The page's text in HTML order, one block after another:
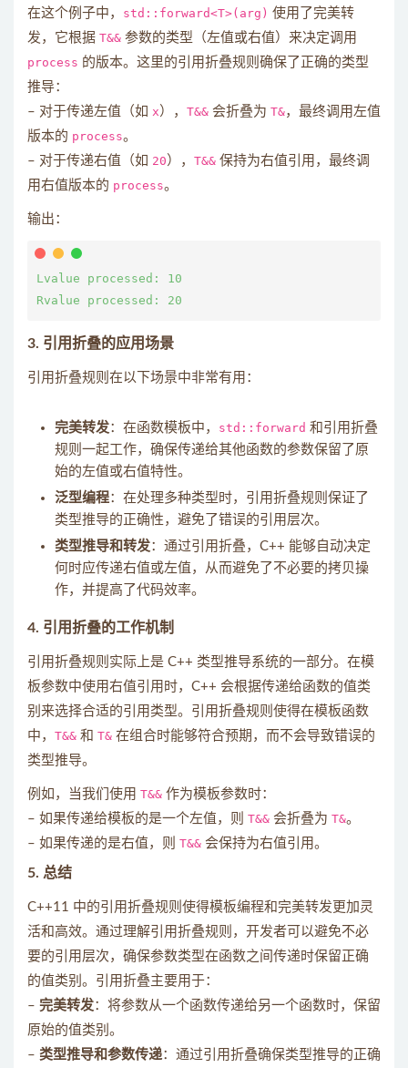
在这个例子中， std::forward<T>(arg) 使用了完美转
发，它根据 T&& 参数的类型（左值或右值）来决定调用
process 的版本。这里的引用折叠规则确保了正确的类型
推导：
– 对于传递左值（如 x）， T&& 会折叠为 T&，最终调用左值
版本的 process。
– 对于传递右值（如 20）， T&& 保持为右值引用，最终调
用右值版本的 process。
输出：
Lvalue processed: 10
3. 引用折叠的应用场景
引用折叠规则在以下场景中非常有用：
完美转发：在函数模板中， std::forward 和引用折叠
规则一起工作，确保传递给其他函数的参数保留了原
始的左值或右值特性。
泛型编程：在处理多种类型时，引用折叠规则保证了
类型推导的正确性，避免了错误的引用层次。
类型推导和转发：通过引用折叠，C++ 能够自动决定
何时应传递右值或左值，从而避免了不必要的拷贝操
作，并提高了代码效率。
4. 引用折叠的工作机制
引用折叠规则实际上是 C++ 类型推导系统的一部分。在模
板参数中使用右值引用时，C++ 会根据传递给函数的值类
别来选择合适的引用类型。引用折叠规则使得在模板函数
中， T&& 和 T& 在组合时能够符合预期，而不会导致错误的
类型推导。
例如，当我们使用 T&& 作为模板参数时：
– 如果传递给模板的是一个左值，则 T&& 会折叠为 T&。
– 如果传递的是右值，则 T&& 会保持为右值引用。
5. 总结
C++11 中的引用折叠规则使得模板编程和完美转发更加灵
活和高效。通过理解引用折叠规则，开发者可以避免不必
要的引用层次，确保参数类型在函数之间传递时保留正确
的值类别。引用折叠主要用于：
– 完美转发：将参数从一个函数传递给另一个函数时，保留
原始的值类别。
– 类型推导和参数传递：通过引用折叠确保类型推导的正确